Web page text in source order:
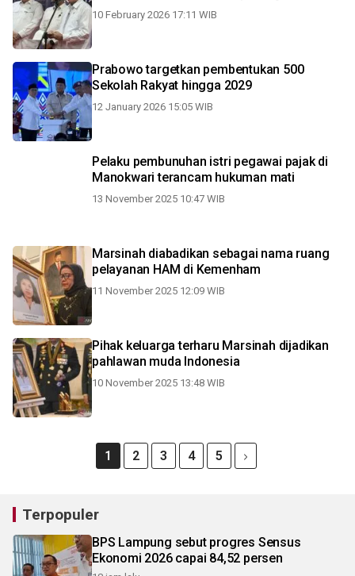
10 February 2026 17:11 WIB
Prabowo targetkan pembentukan 500
Sekolah Rakyat hingga 2029
12 January 2026 15:05 WIB
Pelaku pembunuhan istri pegawai pajak di
Manokwari terancam hukuman mati
13 November 2025 10:47 WIB
Marsinah diabadikan sebagai nama ruang
pelayanan HAM di Kemenham
11 November 2025 12:09 WIB
Pihak keluarga terharu Marsinah dijadikan
pahlawan muda Indonesia
10 November 2025 13:48 WIB
1 2 3 4 5
Terpopuler
BPS Lampung sebut progres Sensus
Ekonomi 2026 capai 84,52 persen